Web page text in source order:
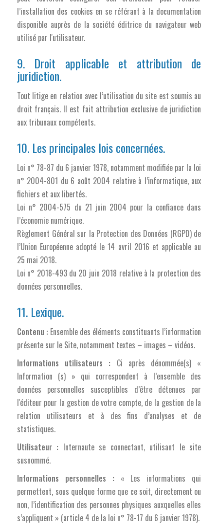
l’installation des cookies en se référant à la documentation
disponible auprès de la société éditrice du navigateur web
utilisé par l'utilisateur.
9. Droit applicable et attribution de
juridiction.
Tout litige en relation avec l’utilisation du site est soumis au
droit français. Il est fait attribution exclusive de juridiction
aux tribunaux compétents.
10. Les principales lois concernées.
Loi n° 78-87 du 6 janvier 1978, notamment modifiée par la loi
n° 2004-801 du 6 août 2004 relative à l’informatique, aux
fichiers et aux libertés.
Loi n° 2004-575 du 21 juin 2004 pour la confiance dans
l’économie numérique.
Règlement Général sur la Protection des Données (RGPD) de
l’Union Européenne adopté le 14 avril 2016 et applicable au
25 mai 2018.
Loi n° 2018-493 du 20 juin 2018 relative à la protection des
données personnelles.
11. Lexique.
Contenu : Ensemble des éléments constituants l’information
présente sur le Site, notamment textes – images – vidéos.
Informations utilisateurs : Ci après dénommée(s) «
Information (s) » qui correspondent à l’ensemble des
données personnelles susceptibles d’être détenues par
l'éditeur pour la gestion de votre compte, de la gestion de la
relation utilisateurs et à des fins d’analyses et de
statistiques.
Utilisateur : Internaute se connectant, utilisant le site
susnommé.
Informations personnelles : « Les informations qui
permettent, sous quelque forme que ce soit, directement ou
non, l’identification des personnes physiques auxquelles elles
s’appliquent » (article 4 de la loi n° 78-17 du 6 janvier 1978).